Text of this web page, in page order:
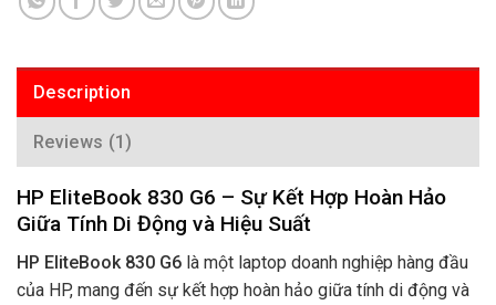
Description
Reviews (1)
HP EliteBook 830 G6 – Sự Kết Hợp Hoàn Hảo
Giữa Tính Di Động và Hiệu Suất
HP EliteBook 830 G6 là một laptop doanh nghiệp hàng đầu
của HP, mang đến sự kết hợp hoàn hảo giữa tính di động và